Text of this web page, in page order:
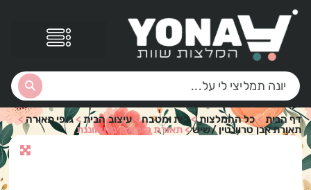
דף הבית>כל ההמלצות>בית ומטבח>עיצוב הבית>גופי תאורה>
תאורת אבן טרוונטין /שיש>תאורת קיר אבן מתכווננת